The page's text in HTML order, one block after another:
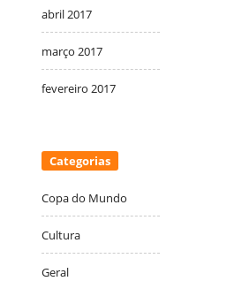
abril 2017
março 2017
fevereiro 2017
Categorias
Copa do Mundo
Cultura
Geral